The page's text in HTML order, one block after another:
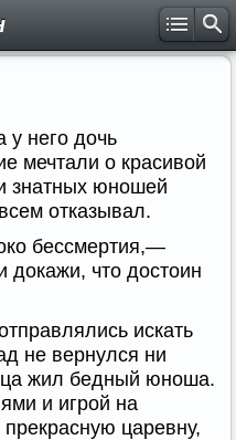
него дочь
мечтали о красивой
знатных юношей
отказывал.
бессмертия,—
докажи, что достоин
искать
не вернулся ни
жил бедный юноша.
и игрой на
царевну,